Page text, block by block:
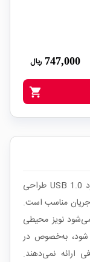
747,000 ریال
shopping_cart
این کابل USB-A به USB Type‑C با استاندارد USB 1.0 طراحی
مناسب است.
نویز محیطی
شود، به‌خصوص در
ارائه نمی‌دهند.